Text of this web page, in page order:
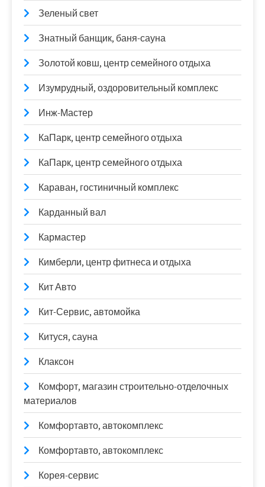
Зеленый свет
Знатный банщик, баня-сауна
Золотой ковш, центр семейного отдыха
Изумрудный, оздоровительный комплекс
Инж-Мастер
КаПарк, центр семейного отдыха
КаПарк, центр семейного отдыха
Караван, гостиничный комплекс
Карданный вал
Кармастер
Кимберли, центр фитнеса и отдыха
Кит Авто
Кит-Сервис, автомойка
Китуся, сауна
Клаксон
Комфорт, магазин строительно-отделочных
материалов
Комфортавто, автокомплекс
Комфортавто, автокомплекс
Корея-сервис